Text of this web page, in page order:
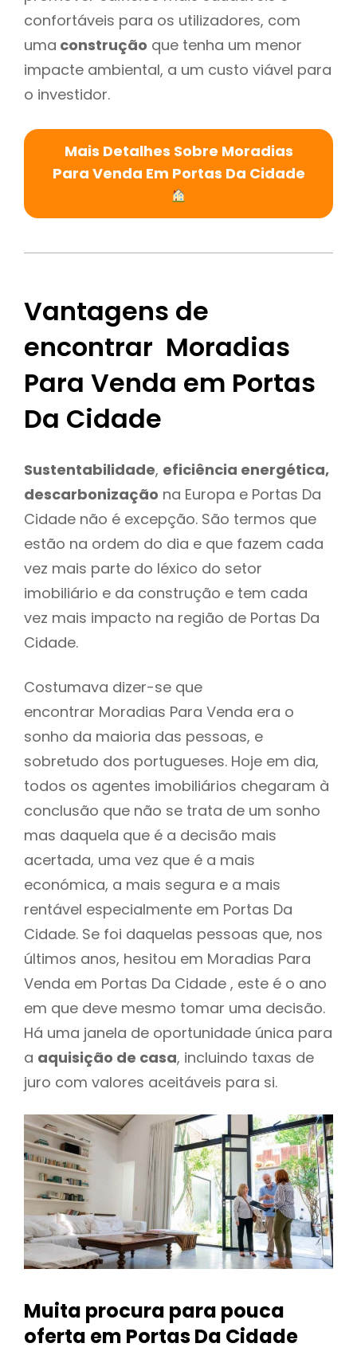
confortáveis para os utilizadores, com
uma construção que tenha um menor
impacte ambiental, a um custo viável para
o investidor.
Mais Detalhes Sobre Moradias
Para Venda Em Portas Da Cidade
Vantagens de
encontrar Moradias
Para Venda em Portas
Da Cidade
Sustentabilidade, eficiência energética,
descarbonização na Europa e Portas Da
Cidade não é excepção. São termos que
estão na ordem do dia e que fazem cada
vez mais parte do léxico do setor
imobiliário e da construção e tem cada
vez mais impacto na região de Portas Da
Cidade.
Costumava dizer-se que
encontrar Moradias Para Venda era o
sonho da maioria das pessoas, e
sobretudo dos portugueses. Hoje em dia,
todos os agentes imobiliários chegaram à
conclusão que não se trata de um sonho
mas daquela que é a decisão mais
acertada, uma vez que é a mais
económica, a mais segura e a mais
rentável especialmente em Portas Da
Cidade. Se foi daquelas pessoas que, nos
últimos anos, hesitou em Moradias Para
Venda em Portas Da Cidade , este é o ano
em que deve mesmo tomar uma decisão.
Há uma janela de oportunidade única para
a aquisição de casa, incluindo taxas de
juro com valores aceitáveis para si.
Muita procura para pouca
oferta em Portas Da Cidade